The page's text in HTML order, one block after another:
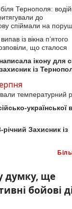
Тернополя:
до
спіймали на
із вікна п’ятого
що сталося
ікону для
із
температурний
української
річний Захисник із
думку, ще
бойові